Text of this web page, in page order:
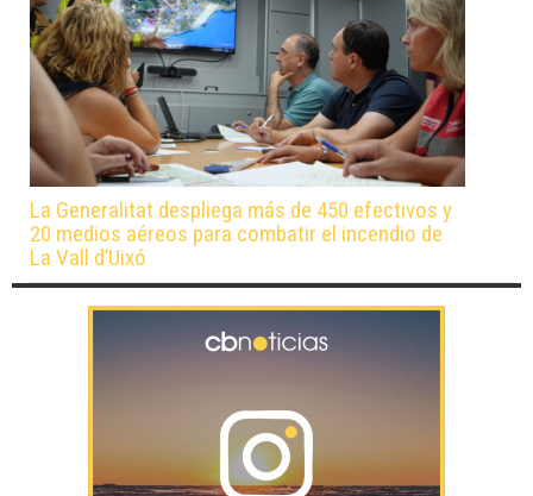
La Generalitat despliega más de 450 efectivos y
20 medios aéreos para combatir el incendio de
La Vall d’Uixó